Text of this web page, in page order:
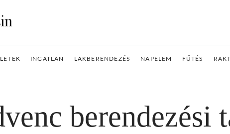
INGATLAN LAKBERENDEZÉS NAPELEM FŰTÉS
berendezési